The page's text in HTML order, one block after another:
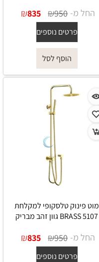
החל מ- ₪950
₪835
פרטים נוספים
הוסף לסל
מוט פינוק טלסקופי למקלחת
5107 BRASS גוון זהב מבריק
החל מ- ₪950
₪835
פרטים נוספים